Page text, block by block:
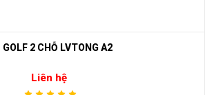
GOLF 2 CHỖ LVTONG A2
Liên hệ